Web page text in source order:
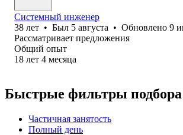
Системный инженер
38 лет • Был 5 августа • Обновлено 9
Рассматривает предложения
Общий опыт
18 лет 4 месяца
Быстрые фильтры
Частичная занятость
Полный день